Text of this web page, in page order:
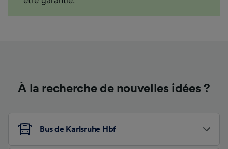
À la recherche de nouvelles idées ?
Bus de Karlsruhe Hbf